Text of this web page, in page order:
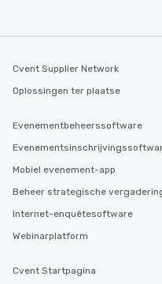
Cvent Supplier Network
Oplossingen ter plaatse
Evenementbeheerssoftware
Mobiel evenement-app
Beheer strategische
Internet-enquêtesoftware
Webinarplatform
Cvent Startpagina